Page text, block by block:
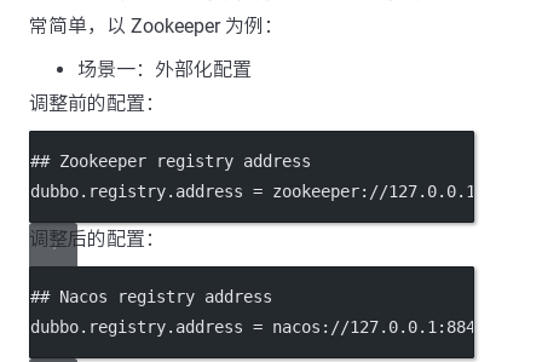
常简单，以 Zookeeper 为例：
场景一：外部化配置
调整前的配置：
## Zookeeper registry address
dubbo.registry.address = zookeeper://127.0.0.1:2181
调整后的配置：
## Nacos registry address
dubbo.registry.address = nacos://127.0.0.1:8848